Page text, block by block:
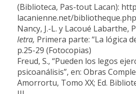
(Biblioteca, Pas-tout Lacan):
lacanienne.net/
Nancy, J.-L. y Lacoué Labarthe,
letra, Primera parte: “La lógica
p.25-29 (Fotocopias)
Freud, S., “Pueden los legos
psicoanálisis”, en: Obras
Amorrortu, Tomo XX; Ed.